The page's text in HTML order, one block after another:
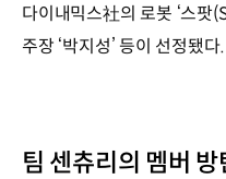
다이내믹스社의 로봇 ‘스팟
주장 ‘박지성’ 등이 선정됐다.
팀 센츄리의 멤버